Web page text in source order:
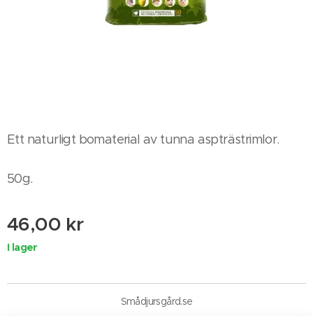
Ett naturligt bomaterial av tunna aspträstrimlor.
50g.
46,00 kr
I lager
Smådjursgård.se